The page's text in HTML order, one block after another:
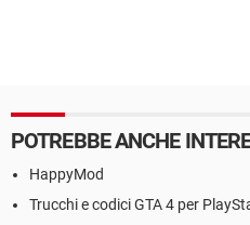
POTREBBE ANCHE
HappyMod
Trucchi e codici GTA 4 per